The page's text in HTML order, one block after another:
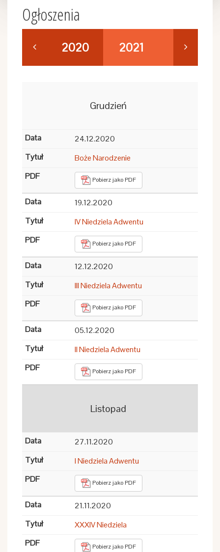
Ogłoszenia
2020 2021 2022
Grudzień
24.12.2020
Boże Narodzenie
Pobierz jako PDF
19.12.2020
IV Niedziela Adwentu
Pobierz jako PDF
12.12.2020
III Niedziela Adwentu
Pobierz jako PDF
05.12.2020
II Niedziela Adwentu
Pobierz jako PDF
Listopad
27.11.2020
I Niedziela Adwentu
Pobierz jako PDF
21.11.2020
XXXIV Niedziela
Pobierz jako PDF